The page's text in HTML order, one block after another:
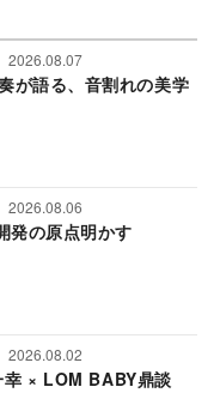
2026.08.07
が語る、音割れの美学
2026.08.06
発の原点明かす
2026.08.02
幸 × LOM BABY鼎談